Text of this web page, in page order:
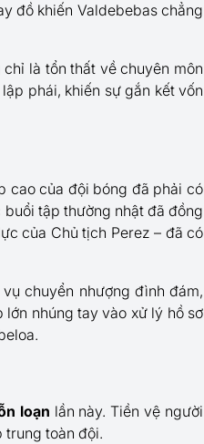
đồ khiến Valdebebas chẳng
là tổn thất về chuyên môn
phái, khiến sự gắn kết vốn
cao của đội bóng đã phải có
tập thường nhật đã đồng
của Chủ tịch Perez – đã có
chuyển nhượng đình đám,
nhúng tay vào xử lý hồ sơ
loạn lần này. Tiền vệ người
trung toàn đội.